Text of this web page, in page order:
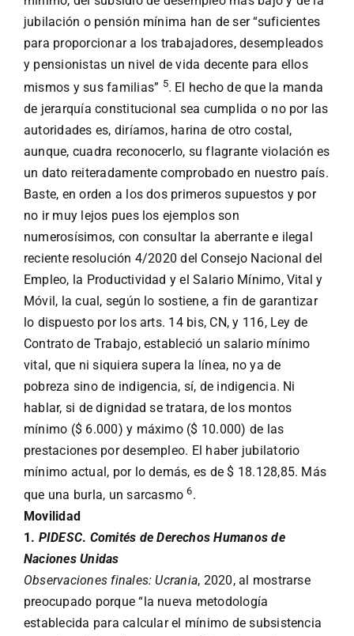
jubilación o pensión mínima han de ser “suficientes
para proporcionar a los trabajadores, desempleados
y pensionistas un nivel de vida decente para ellos
mismos y sus familias” 5. El hecho de que la manda
de jerarquía constitucional sea cumplida o no por las
autoridades es, diríamos, harina de otro costal,
aunque, cuadra reconocerlo, su flagrante violación es
un dato reiteradamente comprobado en nuestro país.
Baste, en orden a los dos primeros supuestos y por
no ir muy lejos pues los ejemplos son
numerosísimos, con consultar la aberrante e ilegal
reciente resolución 4/2020 del Consejo Nacional del
Empleo, la Productividad y el Salario Mínimo, Vital y
Móvil, la cual, según lo sostiene, a fin de garantizar
lo dispuesto por los arts. 14 bis, CN, y 116, Ley de
Contrato de Trabajo, estableció un salario mínimo
vital, que ni siquiera supera la línea, no ya de
pobreza sino de indigencia, sí, de indigencia. Ni
hablar, si de dignidad se tratara, de los montos
mínimo ($ 6.000) y máximo ($ 10.000) de las
prestaciones por desempleo. El haber jubilatorio
mínimo actual, por lo demás, es de $ 18.128,85. Más
que una burla, un sarcasmo6.
Movilidad
1. PIDESC. Comités de Derechos Humanos de
Naciones Unidas
Observaciones finales: Ucrania, 2020, al mostrarse
preocupado porque “la nueva metodología
establecida para calcular el mínimo de subsistencia